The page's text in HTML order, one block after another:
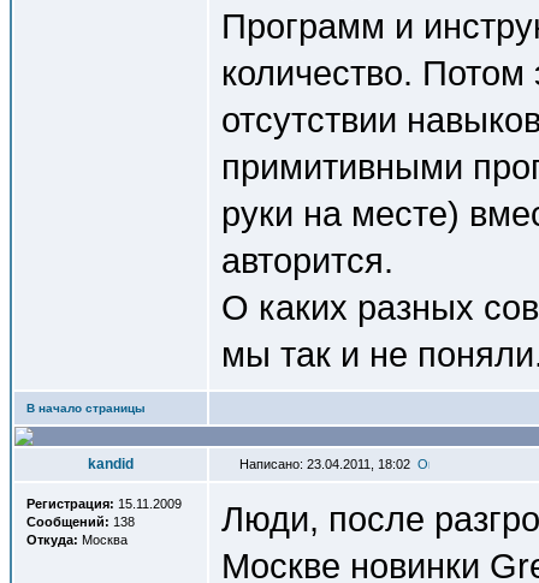
Программ и
количество. Потом
отсутствии
примитивными
руки на месте)
авторится.
О каких разных
мы так и не
В начало страницы
kandid Написано: 23.04.2011, 18:02
Регистрация: 15.11.2009
Сообщений: 138
Откуда: Москва
Люди, после
Москве новинки